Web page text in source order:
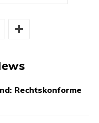
Rechtskonforme